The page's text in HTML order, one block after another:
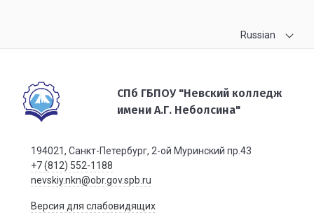
Russian
СПб ГБПОУ "Невский колледж
имени А.Г. Неболсина"
194021, Санкт-Петербург, 2-ой Муринский пр.43
+7 (812) 552-1188
nevskiy.nkn@obr.gov.spb.ru
Версия для слабовидящих